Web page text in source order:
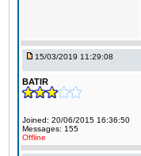
15/03/2019 11:29:08
BATIR
Joined: 20/06/2015 16:36:50
Messages: 155
Offline